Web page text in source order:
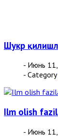
Шукр
- Июнь
- Category
Ilm olish
- Июнь